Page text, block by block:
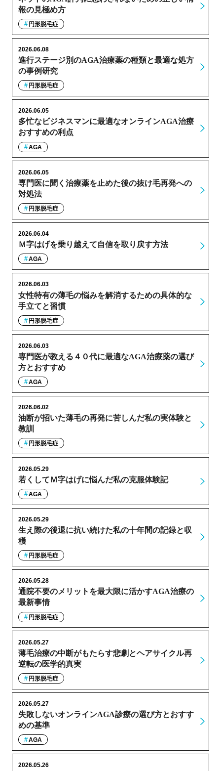
報の見極め方
円形脱毛症
進行ステージ別のAGA治療薬の種類と最適な処方
の事例研究
2026.06.08
円形脱毛症
多忙なビジネスマンに最適なオンラインAGA治療
おすすめの利点
2026.06.05
AGA
専門医に聞く治療薬を止めた後の抜け毛再発への
対処法
2026.06.05
円形脱毛症
Ｍ字はげを乗り越えて自信を取り戻す方法
2026.06.04
AGA
女性特有の薄毛の悩みを解消するための具体的な
手立てと習慣
2026.06.03
円形脱毛症
専門医が教える４０代に最適なAGA治療薬の選び
方とおすすめ
2026.06.03
AGA
油断が招いた薄毛の再発に苦しんだ私の実体験と
教訓
2026.06.02
円形脱毛症
若くしてＭ字はげに悩んだ私の克服体験記
2026.05.29
AGA
生え際の後退に抗い続けた私の十年間の記録と収
穫
2026.05.29
円形脱毛症
通院不要のメリットを最大限に活かすAGA治療の
最新事情
2026.05.28
円形脱毛症
薄毛治療の中断がもたらす悲劇とヘアサイクル再
逆転の医学的真実
2026.05.27
円形脱毛症
失敗しないオンラインAGA診療の選び方とおすす
めの基準
2026.05.27
AGA
2026.05.26